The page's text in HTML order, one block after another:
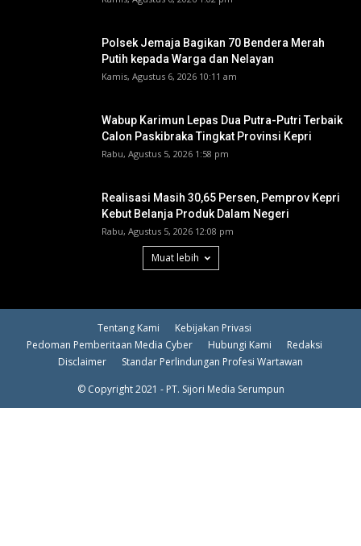
Polsek Jemaja Bagikan 70 Bendera Merah
Putih kepada Warga dan Nelayan
Kamis, Agustus 6, 2026 10:11 am
Wabup Karimun Lepas Dua Putra-Putri Terbaik
Calon Paskibraka Tingkat Provinsi Kepri
Rabu, Agustus 5, 2026 1:58 pm
Realisasi Masih 30,65 Persen, Pemprov Kepri
Kebut Belanja Produk Dalam Negeri
Rabu, Agustus 5, 2026 12:08 pm
Muat lebih
Tentang Kami
Kebijakan Privasi
Pedoman Pemberitaan Media Cyber
Hubungi Kami
Redaksi
Disclaimer
Standar Perlindungan Profesi Wartawan
© Copyright 2021 - PT. Sijori Media Serumpun